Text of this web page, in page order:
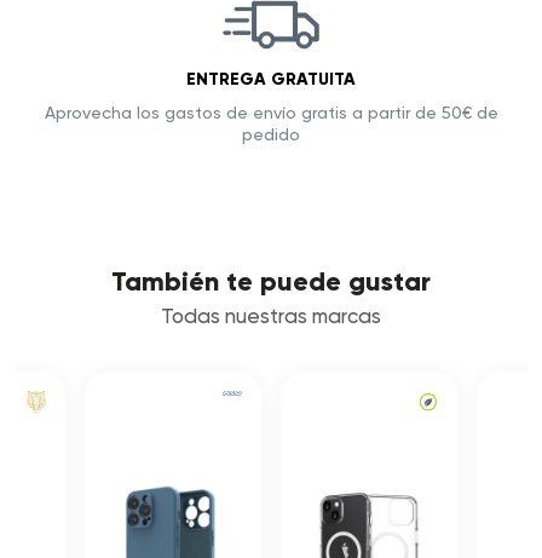
ENTREGA GRATUITA
Aprovecha los gastos de envío gratis a partir de 50€ de
pedido
También te puede gustar
Todas nuestras marcas